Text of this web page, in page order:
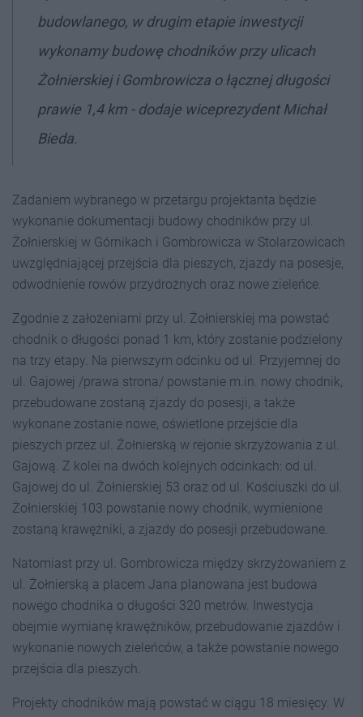
budowlanego, w drugim etapie inwestycji
wykonamy budowę chodników przy ulicach
Żołnierskiej i Gombrowicza o łącznej długości
prawie 1,4 km - dodaje wiceprezydent Michał
Bieda.
Zadaniem wybranego w przetargu projektanta będzie
wykonanie dokumentacji budowy chodników przy ul.
Żołnierskiej w Górnikach i Gombrowicza w Stolarzowicach
uwzględniającej przejścia dla pieszych, zjazdy na posesje,
odwodnienie rowów przydrożnych oraz nowe zieleńce.
Zgodnie z założeniami przy ul. Żołnierskiej ma powstać
chodnik o długości ponad 1 km, który zostanie podzielony
na trzy etapy. Na pierwszym odcinku od ul. Przyjemnej do
ul. Gajowej /prawa strona/ powstanie m.in. nowy chodnik,
przebudowane zostaną zjazdy do posesji, a także
wykonane zostanie nowe, oświetlone przejście dla
pieszych przez ul. Żołnierską w rejonie skrzyżowania z ul.
Gajową. Z kolei na dwóch kolejnych odcinkach: od ul.
Gajowej do ul. Żołnierskiej 53 oraz od ul. Kościuszki do ul.
Żołnierskiej 103 powstanie nowy chodnik, wymienione
zostaną krawężniki, a zjazdy do posesji przebudowane.
Natomiast przy ul. Gombrowicza między skrzyżowaniem z
ul. Żołnierską a placem Jana planowana jest budowa
nowego chodnika o długości 320 metrów. Inwestycja
obejmie wymianę krawężników, przebudowanie zjazdów i
wykonanie nowych zieleńców, a także powstanie nowego
przejścia dla pieszych.
Projekty chodników mają powstać w ciągu 18 miesięcy. W